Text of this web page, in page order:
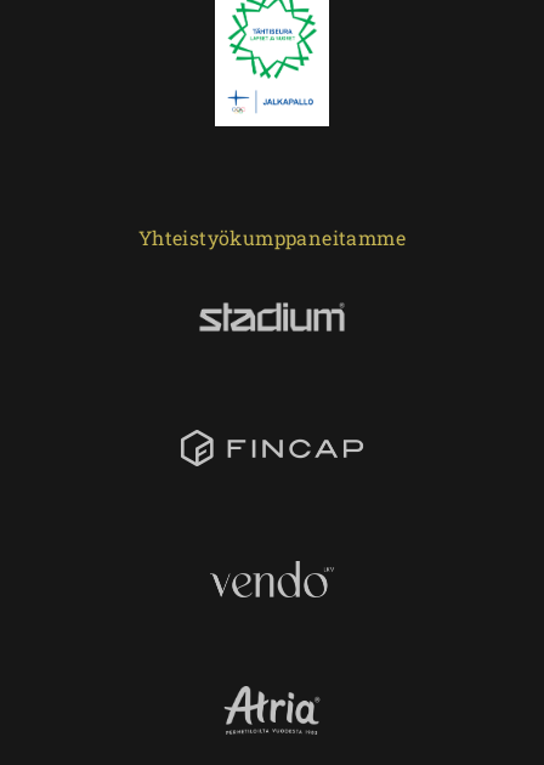
Yhteistyökumppaneitamme